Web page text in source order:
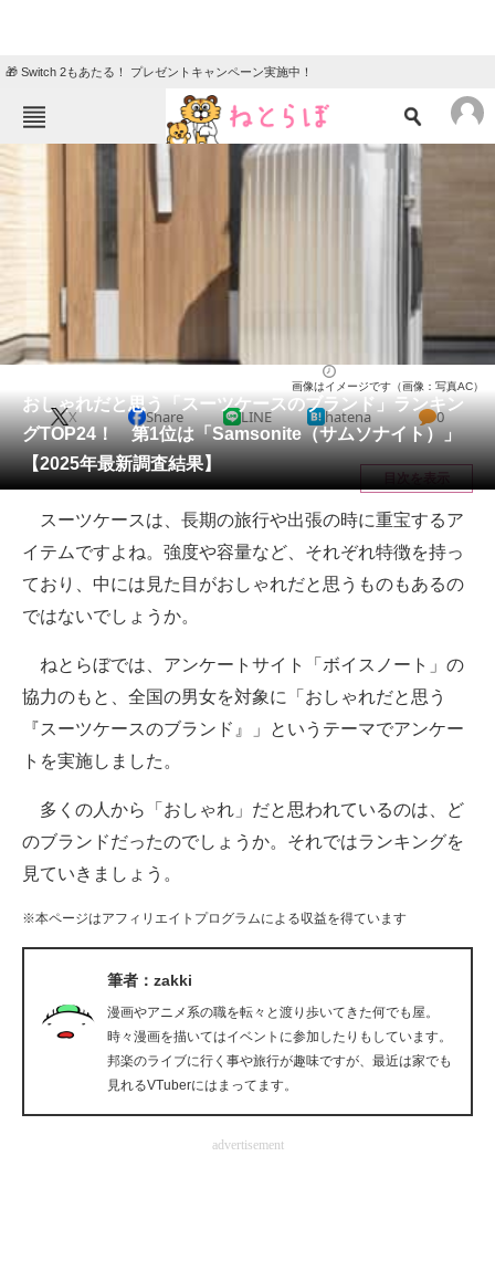
🎁 Switch 2もあたる！ プレゼントキャンペーン実施中！
ねとらぼメニュー
エンタメ
動物
会員記事
メディア
注目記事を集めた総合ページ
ITの今と未来を見通す
スマホと通信の最新トレンド
ビジネスと働き方のヒント
経営リーダーのコミュニティ
マーケ×ITの今がよく分かる
ITエンジニア向け専門サイト
企業向けIT製品の総合サイト
IT製品の技術・比較・事例
製造業のIT導入・活用を支援
おしゃれだと思う「スーツケースのブランド」ランキン
グTOP24！ 第1位は「Samsonite（サムソナイト）」
【2025年最新調査結果】
画像はイメージです（画像：写真AC）
X Share LINE hatena 0
目次を表示
スーツケースは、長期の旅行や出張の時に重宝するア
イテムですよね。強度や容量など、それぞれ特徴を持っ
ており、中には見た目がおしゃれだと思うものもあるの
ではないでしょうか。
ねとらぼでは、アンケートサイト「ボイスノート」の
協力のもと、全国の男女を対象に「おしゃれだと思う
『スーツケースのブランド』」というテーマでアンケー
トを実施しました。
多くの人から「おしゃれ」だと思われているのは、ど
のブランドだったのでしょうか。それではランキングを
見ていきましょう。
※本ページはアフィリエイトプログラムによる収益を得ています
筆者：zakki
漫画やアニメ系の職を転々と渡り歩いてきた何でも屋。
時々漫画を描いてはイベントに参加したりもしています。
邦楽のライブに行く事や旅行が趣味ですが、最近は家でも
見れるVTuberにはまってます。
advertisement